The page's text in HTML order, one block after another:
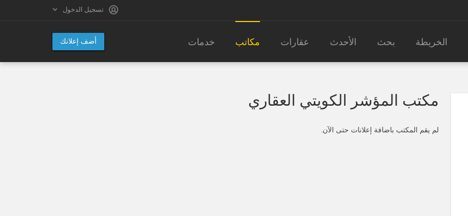
تسجيل الدخول
أضف إعلانك الخريطة بحث الأحدث عقارات مكاتب خدمات
مكتب المؤشر الكويتي العقاري
لم يقم المكتب باضافة إعلانات حتى الآن.